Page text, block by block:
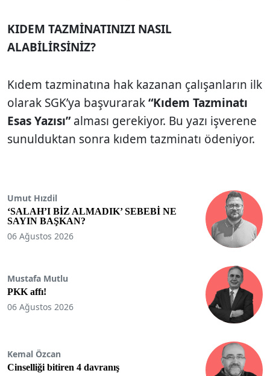
KIDEM TAZMİNATINIZI NASIL
ALABİLİRSİNİZ?
Kıdem tazminatına hak kazanan çalışanların ilk
olarak SGK’ya başvurarak“Kıdem Tazminatı
Esas Yazısı”alması gerekiyor. Bu yazı işverene
sunulduktan sonra kıdem tazminatı ödeniyor.
Umut Hızdil
‘SALAH’I BİZ ALMADIK’ SEBEBİ NE
SAYIN BAŞKAN?
06 Ağustos 2026
Mustafa Mutlu
PKK affı!
06 Ağustos 2026
Kemal Özcan
Cinselliği bitiren 4 davranış